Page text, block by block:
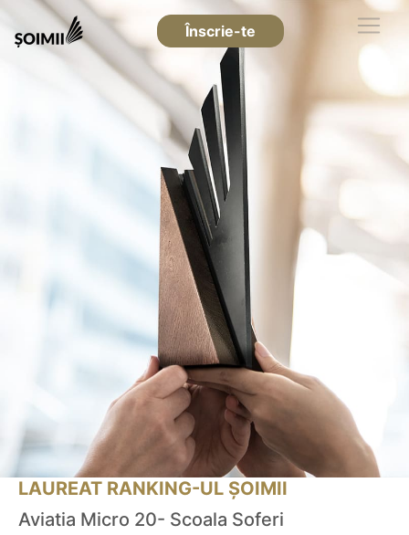
Înscrie-te
LAUREAT RANKING-UL ȘOIMII
Aviatia Micro 20- Scoala Soferi